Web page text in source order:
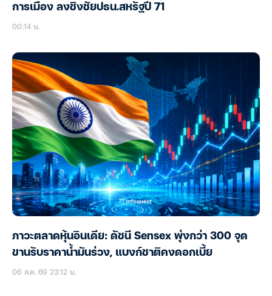
การเมือง ลงชิงชัยปธน.สหรัฐปี 71
00:14 น.
ภาวะตลาดหุ้นอินเดีย: ดัชนี Sensex พุ่งกว่า 300 จุด
ขานรับราคาน้ำมันร่วง, แบงก์ชาติคงดอกเบี้ย
06 ส.ค. 69 23:12 น.